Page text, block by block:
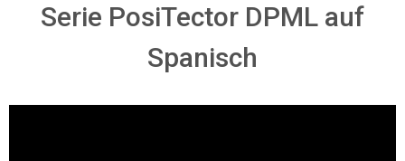
Serie PosiTector DPML auf
Spanisch